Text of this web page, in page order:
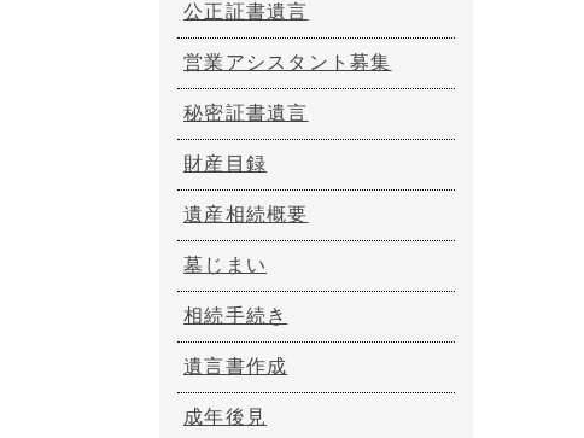
公正証書遺言
営業アシスタント募集
秘密証書遺言
財産目録
遺産相続概要
墓じまい
相続手続き
遺言書作成
成年後見